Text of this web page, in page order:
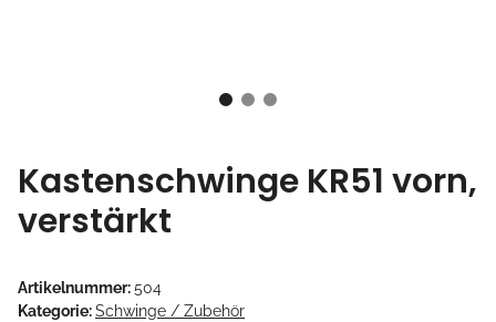
Kastenschwinge KR51 vorn,
verstärkt
Artikelnummer:504
Kategorie:Schwinge / Zubehör